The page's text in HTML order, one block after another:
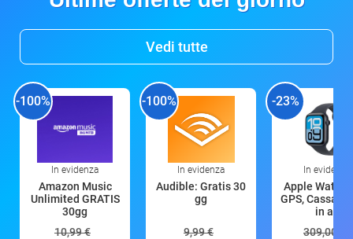
Vedi tutte
-100%
In evidenza
Amazon Music
Unlimited GRATIS
30gg
10,99 €
-100%
In evidenza
Audible: Gratis 30
gg
9,99 €
-23%
In evidenza
Apple Watch
GPS, Cassa
in all
309,00 €